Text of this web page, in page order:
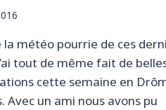
la météo pourrie de ces
tout de même fait de
cette semaine en
Avec un ami nous avons pu